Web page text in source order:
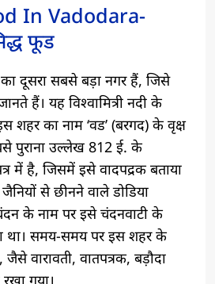
In Vadodara-
फूड
का दूसरा सबसे बड़ा नगर हैं, जिसे
हैं। यह विश्वामित्री नदी के
शहर का नाम ‘वड’ (बरगद) के वृक्ष
पुराना उल्लेख 812 ई. के
में है, जिसमें इसे वादपद्रक बताया
से छीनने वाले डोडिया
के नाम पर इसे चंदनवाटी के
था। समय-समय पर इस शहर के
वारावती, वातपत्रक, बड़ौदा
गया।